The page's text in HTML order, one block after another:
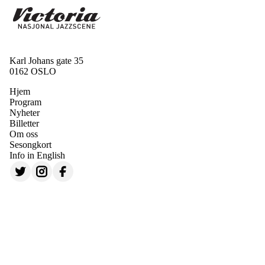
Karl Johans gate 35
0162 OSLO
Hjem
Program
Nyheter
Billetter
Om oss
Sesongkort
Info in English